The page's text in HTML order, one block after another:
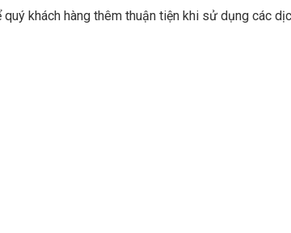
khách hàng thêm thuận tiện khi sử dụng các